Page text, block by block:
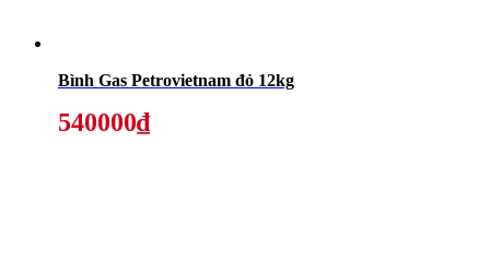
Bình Gas Petrovietnam đỏ 12kg
540000₫